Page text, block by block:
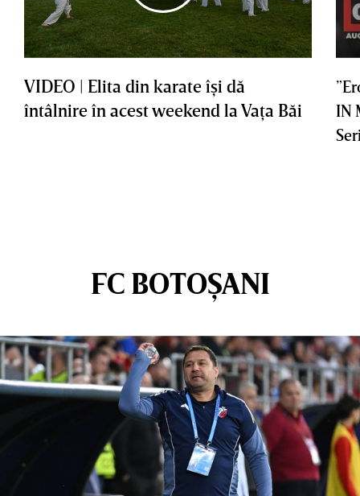
VIDEO | Elita din karate îşi dă
întâlnire în acest weekend la Vaţa Băi
IN
FC BOTOȘANI